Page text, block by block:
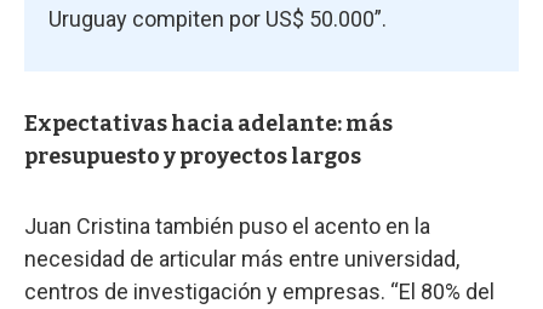
Uruguay compiten por US$ 50.000”.
Expectativas hacia adelante: más
presupuesto y proyectos largos
Juan Cristina también puso el acento en la
necesidad de articular más entre universidad,
centros de investigación y empresas. “El 80% del